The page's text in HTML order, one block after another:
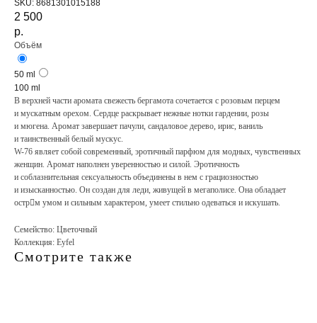
SKU: 8681301015188
2 500
р.
Объём
50 ml
100 ml
В верхней части аромата свежесть бергамота сочетается с розовым перцем
и мускатным орехом. Сердце раскрывает нежные нотки гардении, розы
и мюгена. Аромат завершает пачули, сандаловое дерево, ирис, ваниль
и таинственный белый мускус.
W-76 являет собой современный, эротичный парфюм для модных, чувственных
женщин. Аромат наполнен уверенностью и силой. Эротичность
и соблазнительная сексуальность объединены в нем с грациозностью
и изысканностью. Он создан для леди, живущей в мегаполисе. Она обладает
остр􏰀м умом и сильным характером, умеет стильно одеваться и искушать.
Семейство: Цветочный
Коллекция: Eyfel
Смотрите также